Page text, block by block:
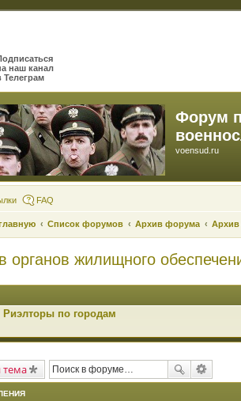
наш канал
Телеграм
Форум
voensud.ru
FAQ
Список форумов Архив форума Архив
органов жилищного
Риэлторы по городам
тема